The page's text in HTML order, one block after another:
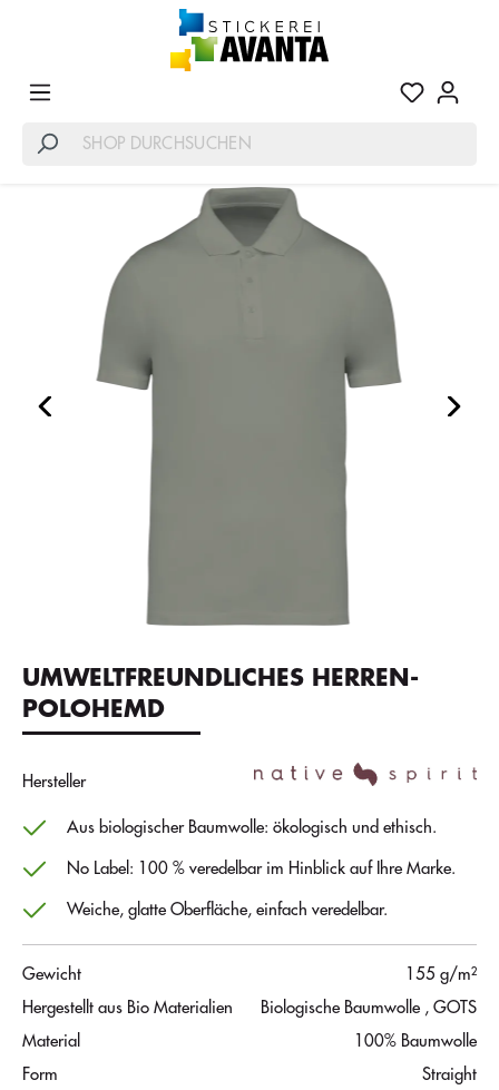
UMWELTFREUNDLICHES HERREN-
POLOHEMD
Hersteller
Aus biologischer Baumwolle: ökologisch und ethisch.
No Label: 100 % veredelbar im Hinblick auf Ihre Marke.
Weiche, glatte Oberfläche, einfach veredelbar.
Gewicht
155 g/m²
Hergestellt aus Bio Materialien
Biologische Baumwolle , GOTS
Material
100% Baumwolle
Form
Straight